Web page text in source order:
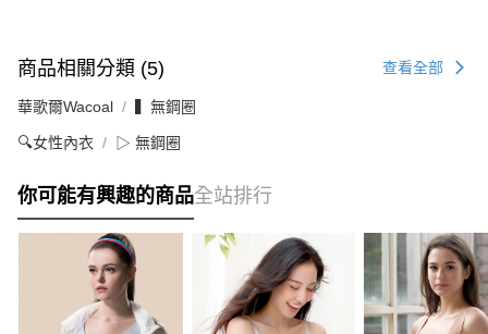
商品相關分類 (5) 查看全部
華歌爾Wacoal ▍無鋼圈
🔍女性內衣 ▷ 無鋼圈
你可能有興趣的商品全站排行